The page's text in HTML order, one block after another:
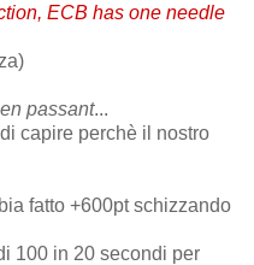
ECB has one needle
en passant...
capire perchè il nostro
fatto +600pt schizzando
100 in 20 secondi per